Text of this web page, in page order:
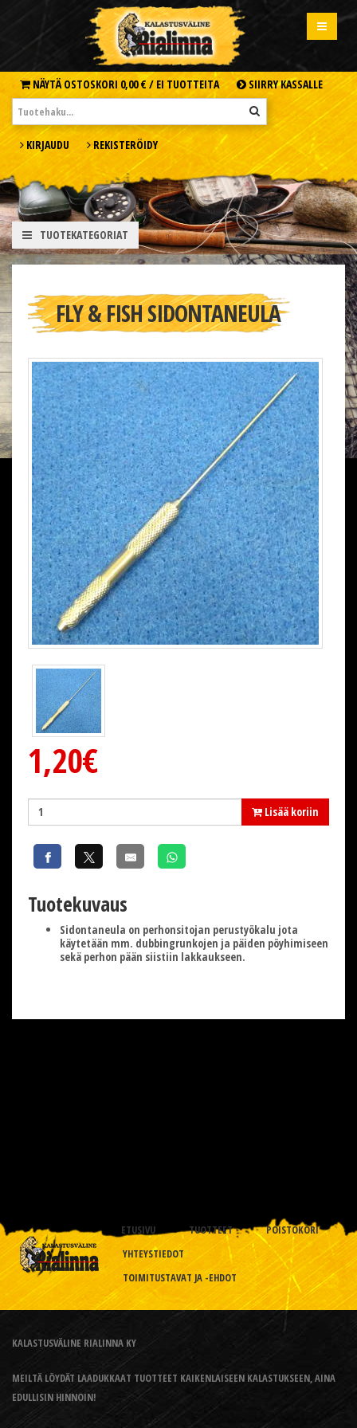
NÄYTÄ OSTOSKORI 0,00 € / EI TUOTTEITA SIIRRY KASSALLE
KIRJAUDU REKISTERÖIDY
TUOTEKATEGORIAT
FLY & FISH SIDONTANEULA
1,20€
Lisää koriin
Tuotekuvaus
Sidontaneula on perhonsitojan perustyökalu jota
käytetään mm. dubbingrunkojen ja päiden pöyhimiseen
sekä perhon pään siistiin lakkaukseen.
ETUSIVU TUOTTEET
POISTOKORI
YHTEYSTIEDOT
TOIMITUSTAVAT JA -EHDOT
KALASTUSVÄLINE RIALINNA KY
MEILTÄ LÖYDÄT LAADUKKAAT TUOTTEET KAIKENLAISEEN KALASTUKSEEN, AINA
EDULLISIN HINNOIN!